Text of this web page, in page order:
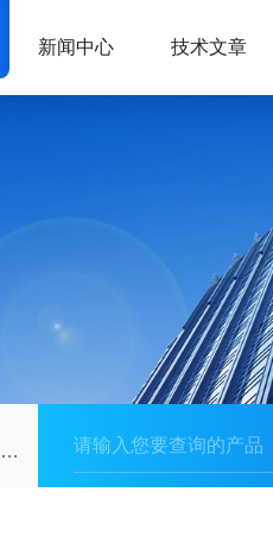
新闻中心 技术文章